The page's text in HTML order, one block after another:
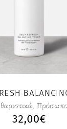
, Πρόσωπο
32,00€